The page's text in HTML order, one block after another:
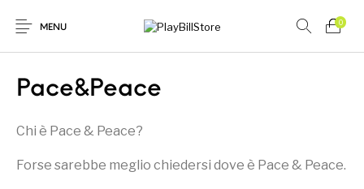
MENU
0
Novità In offerta Donna Uomo
Pace&Peace
Chi è Pace & Peace?
Forse sarebbe meglio chiedersi dove è Pace & Peace.